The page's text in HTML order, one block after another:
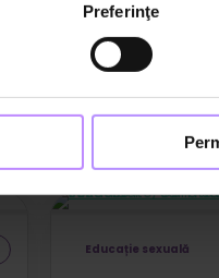
PreferinţeCategorie:
Educație sexuală